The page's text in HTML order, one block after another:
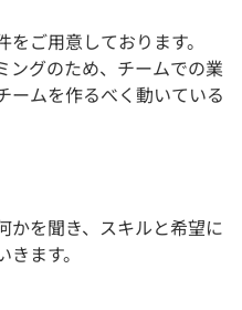
ご用意しております。
ングのため、チームでの業
ームを作るべく動いている
かを聞き、スキルと希望に
ます。